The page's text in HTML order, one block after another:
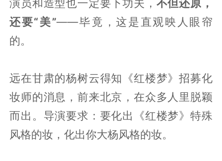
演员和造型也一定要下功夫， 不但还原，
还要“美”——毕竟，这是直观映人眼帘
的。
远在甘肃的杨树云得知《红楼梦》招募化
妆师的消息，前来北京，在众多人里脱颖
而出。导演要求：要化出《红楼梦》特殊
风格的妆，化出你大杨风格的妆。